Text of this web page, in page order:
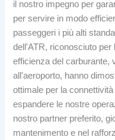
il nostro impegno per
per servire in modo
passeggeri i più alti
dell'ATR, riconosciuto
efficienza del carburante,
all'aeroporto, hanno
ottimale per la
espandere le nostre
nostro partner preferito,
mantenimento e nel